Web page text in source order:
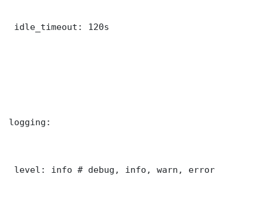
idle_timeout: 120s
logging:
level: info # debug, info, warn, error